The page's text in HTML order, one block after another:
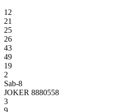
12
21
25
26
43
49
19
2
Sab-8
JOKER 8880558
3
9